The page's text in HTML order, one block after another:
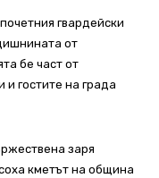
гвардейски
от
бе част от
и гостите на града
заря
кметът на община